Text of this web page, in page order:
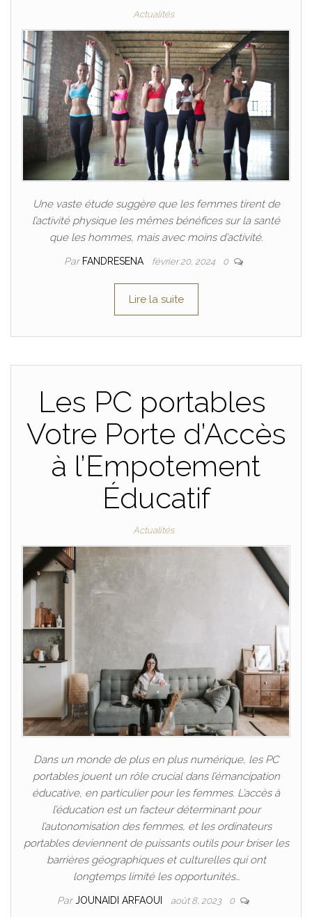
Actualités
Une vaste étude suggère que les femmes tirent de
l’activité physique les mêmes bénéfices sur la santé
que les hommes, mais avec moins d’activité.
Par FANDRESENA février 20, 2024 0
Lire la suite
Les PC portables
Votre Porte d’Accès
à l’Empotement
Éducatif
Actualités
Dans un monde de plus en plus numérique, les PC
portables jouent un rôle crucial dans l’émancipation
éducative, en particulier pour les femmes. L’accès à
l’éducation est un facteur déterminant pour
l’autonomisation des femmes, et les ordinateurs
portables deviennent de puissants outils pour briser les
barrières géographiques et culturelles qui ont
longtemps limité les opportunités…
ParJOUNAIDI ARFAOUI août 8, 2023 0